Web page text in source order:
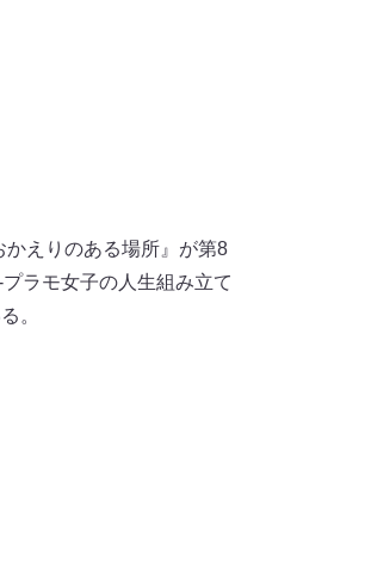
えりのある場所』が第8
ラモ女子の人生組み立て
。